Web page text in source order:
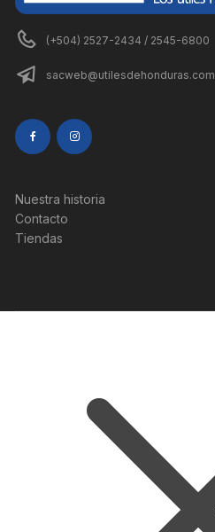
(+504) 2527-2434 / 2545-6800
sacweb@utilesdehonduras.com
Nuestra historia
Contacto
Tiendas